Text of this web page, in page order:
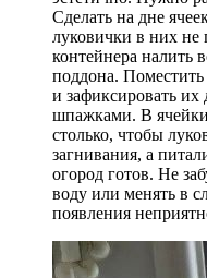
Сделать на дне
луковички в них не
контейнера налить
поддона. Поместить
и зафиксировать
шпажками. В
столько, чтобы
загнивания, а
огород готов. Не
воду или менять в
появления